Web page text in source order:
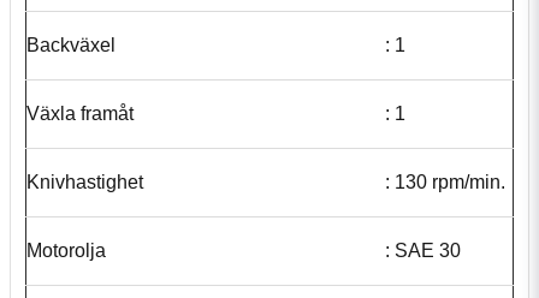
Backväxel : 1
Växla framåt : 1
Knivhastighet : 130 rpm/min.
Motorolja : SAE 30